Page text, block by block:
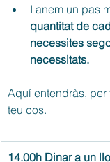
I anem un pas
quantitat de
necessites
necessitats.
Aquí entendràs,
teu cos.
14.00h Dinar a un